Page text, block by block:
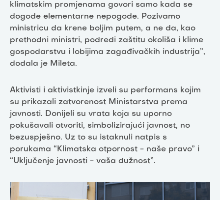
klimatskim promjenama govori samo kada se
dogode elementarne nepogode. Pozivamo
ministricu da krene boljim putem, a ne da, kao
prethodni ministri, podredi zaštitu okoliša i klime
gospodarstvu i lobijima zagađivačkih industrija”,
dodala je Mileta.
Aktivisti i aktivistkinje izveli su performans kojim
su prikazali zatvorenost Ministarstva prema
javnosti. Donijeli su vrata koja su uporno
pokušavali otvoriti, simbolizirajući javnost, no
bezuspješno. Uz to su istaknuli natpis s
porukama “Klimatska otpornost - naše pravo” i
“Uključenje javnosti - vaša dužnost”.